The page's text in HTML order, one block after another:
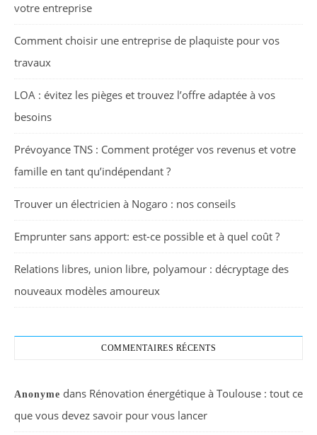
votre entreprise
Comment choisir une entreprise de plaquiste pour vos
travaux
LOA : évitez les pièges et trouvez l’offre adaptée à vos
besoins
Prévoyance TNS : Comment protéger vos revenus et votre
famille en tant qu’indépendant ?
Trouver un électricien à Nogaro : nos conseils
Emprunter sans apport: est-ce possible et à quel coût ?
Relations libres, union libre, polyamour : décryptage des
nouveaux modèles amoureux
COMMENTAIRES RÉCENTS
Anonyme dans Rénovation énergétique à Toulouse : tout ce
que vous devez savoir pour vous lancer